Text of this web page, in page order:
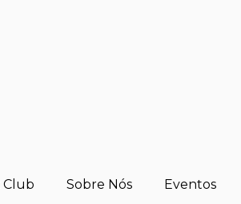
Club Sobre Nós Eventos